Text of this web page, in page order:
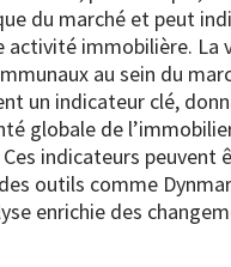
du marché et peut
activité immobilière. La
au sein du
un indicateur clé,
globale de
indicateurs peuvent
outils comme
enrichie des